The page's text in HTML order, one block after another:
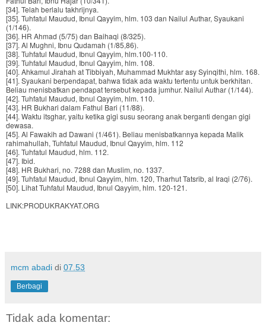
[34]. Telah berlalu takhrijnya.
[35]. Tuhfatul Maudud, Ibnul Qayyim, hlm. 103 dan Nailul Authar, Syaukani
(1/146).
[36]. HR Ahmad (5/75) dan Baihaqi (8/325).
[37]. Al Mughni, Ibnu Qudamah (1/85,86).
[38]. Tuhfatul Maudud, Ibnul Qayyim, hlm.100-110.
[39]. Tuhfatul Maudud, Ibnul Qayyim, hlm. 108.
[40]. Ahkamul Jirahah at Tibbiyah, Muhammad Mukhtar asy Syinqithi, hlm. 168.
[41]. Syaukani berpendapat, bahwa tidak ada waktu tertentu untuk berkhitan.
Beliau menisbatkan pendapat tersebut kepada jumhur. Nailul Authar (1/144).
[42]. Tuhfatul Maudud, Ibnul Qayyim, hlm. 110.
[43]. HR Bukhari dalam Fathul Bari (11/88).
[44]. Waktu itsghar, yaitu ketika gigi susu seorang anak berganti dengan gigi
dewasa.
[45]. Al Fawakih ad Dawani (1/461). Beliau menisbatkannya kepada Malik
rahimahullah, Tuhfatul Maudud, Ibnul Qayyim, hlm. 112
[46]. Tuhfatul Maudud, hlm. 112.
[47]. Ibid.
[48]. HR Bukhari, no. 7288 dan Muslim, no. 1337.
[49]. Tuhfatul Maudud, Ibnul Qayyim, hlm. 120, Tharhut Tatsrib, al Iraqi (2/76).
[50]. Lihat Tuhfatul Maudud, Ibnul Qayyim, hlm. 120-121.
LINK:PRODUKRAKYAT.ORG
mcm abadi di 07.53
Berbagi
Tidak ada komentar: